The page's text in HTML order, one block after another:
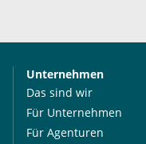
Unternehmen
Das sind wir
Für Unternehmen
Für Agenturen